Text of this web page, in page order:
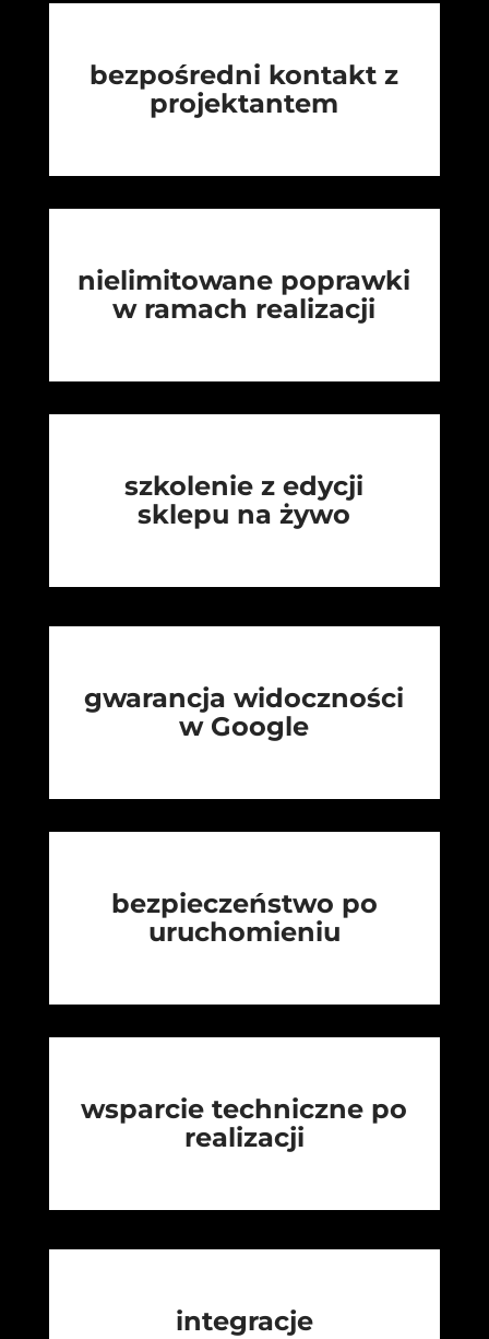
bezpośredni kontakt z
projektantem
nielimitowane poprawki
w ramach realizacji
szkolenie z edycji
sklepu na żywo
gwarancja widoczności
w Google
bezpieczeństwo po
uruchomieniu
wsparcie techniczne po
realizacji
integracje